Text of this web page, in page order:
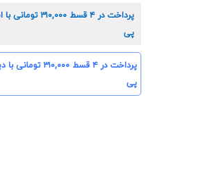
پرداخت در ۴ قسط ۳۱۰,۰۰۰تومانی
پی
پرداخت در ۴ قسط ۳۱۰,۰۰۰تومانی با
پی